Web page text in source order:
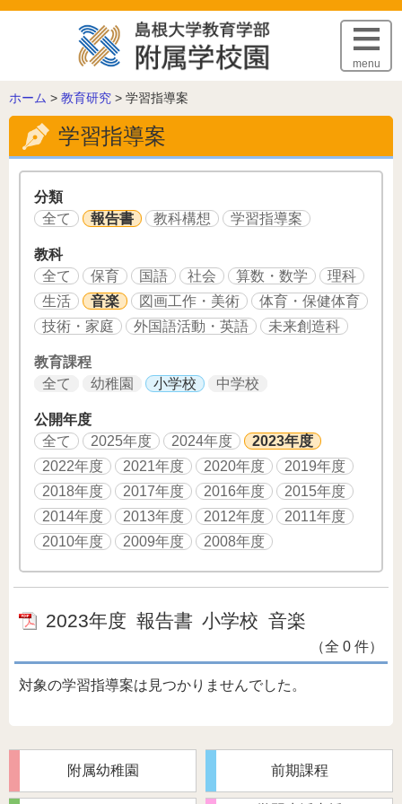
このページの本文へ
menu
こ
の
ー
ジ
ホーム > 教育研究 > 学習指導案
学習指導案
分類
全て
報告書 教科構想 学習指導案
教科
全て
保育 国語 社会 算数・数学
理科
生活
音楽 図画工作・美術
体育・保健体育
技術・家庭
外国語活動・英語 未来創造科
教育課程
全て
幼稚園 小学校 中学校
公開年度
全て
2025年度 2024年度
2023年度
2022年度
2021年度 2020年度
2019年度
2018年度
2017年度 2016年度
2015年度
2014年度
2013年度 2012年度
2011年度
2010年度
2009年度 2008年度
2023年度 報告書 小学校 音楽
（全 0 件）
対象の学習指導案は見つかりませんでした。
附属幼稚園 前期課程